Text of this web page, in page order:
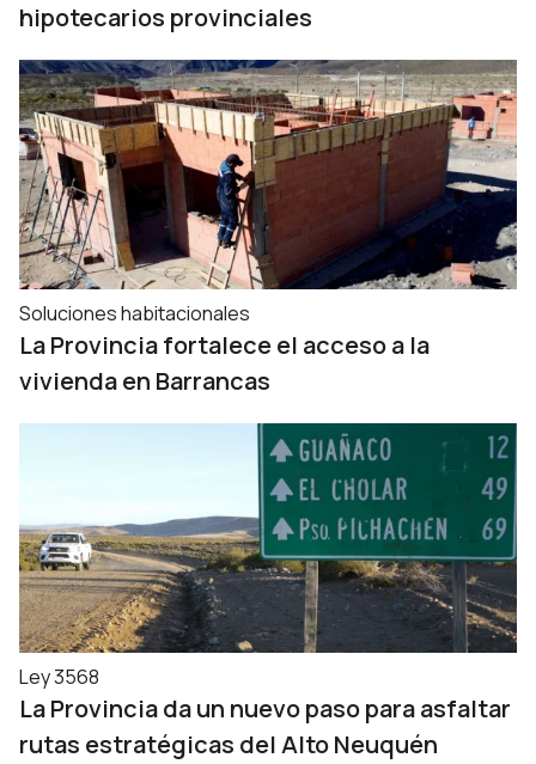
hipotecarios provinciales
Soluciones habitacionales
La Provincia fortalece el acceso a la
vivienda en Barrancas
Ley 3568
La Provincia da un nuevo paso para asfaltar
rutas estratégicas del Alto Neuquén